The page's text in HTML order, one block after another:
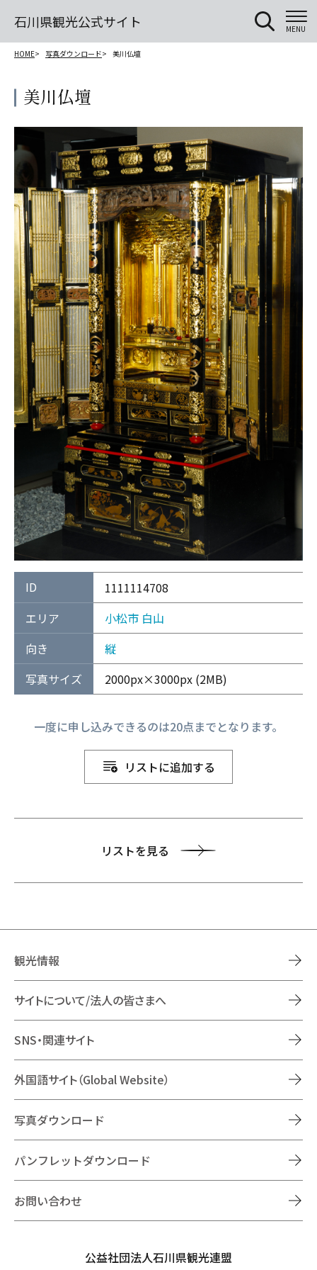
石川県観光公式サイト MENU
HOME 写真ダウンロード 美川仏壇
美川仏壇
ID
1111114708
エリア
小松市 白山
向き
縦
写真サイズ
2000px×3000px (2MB)
一度に申し込みできるのは20点までとなります。
リストに追加する
リストを見る
観光情報
サイトについて/法人の皆さまへ
SNS・関連サイト
外国語サイト（Global Website）
写真ダウンロード
パンフレットダウンロード
お問い合わせ
公益社団法人石川県観光連盟